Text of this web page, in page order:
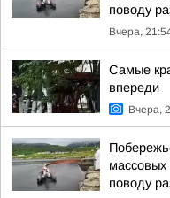
поводу
Вчера,
Самые
впереди
Вчера,
поводу